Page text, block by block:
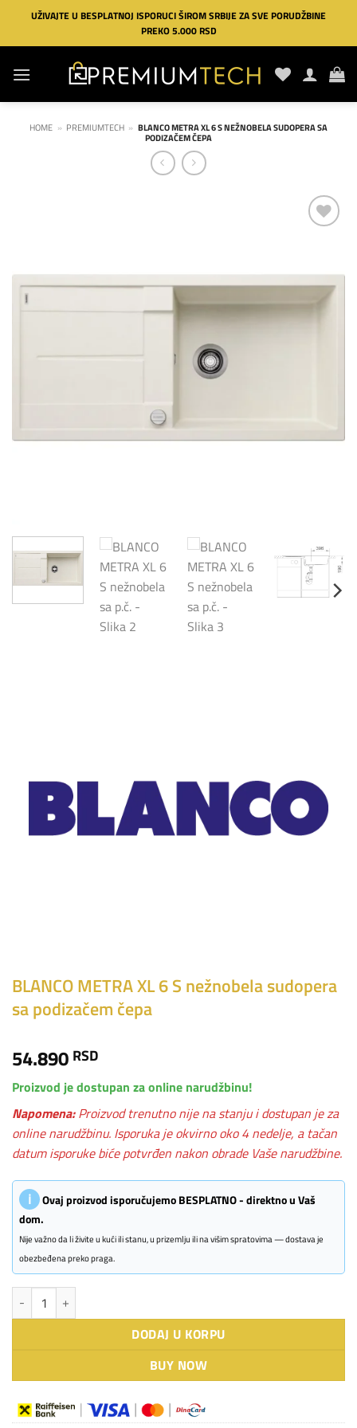
Preskoči
sadržaj
UŽIVAJTE U BESPLATNOJ ISPORUCI ŠIROM SRBIJE ZA SVE PORUDŽBINE
PREKO 5.000 RSD
HOME » PREMIUMTECH » BLANCO METRA XL 6 S NEŽNOBELA SUDOPERA SA
PODIZAČEM ČEPA
želja
BLANCO METRA XL 6 S nežnobela sudopera
sa podizačem čepa
54.890 RSD
Proizvod je dostupan za online narudžbinu!
Napomena: Proizvod trenutno nije na stanju i dostupan je za
online narudžbinu. Isporuka je okvirno oko 4 nedelje, a tačan
datum isporuke biće potvrđen nakon obrade Vaše narudžbine.
ℹ
Ovaj proizvod isporučujemo BESPLATNO - direktno u Vaš
dom.
Nije važno da li živite u kući ili stanu, u prizemlju ili na višim spratovima — dostava je
obezbeđena preko praga.
BLANCO METRA XL 6 S nežnobela sa p.č. količina
DODAJ U KORPU
BUY NOW